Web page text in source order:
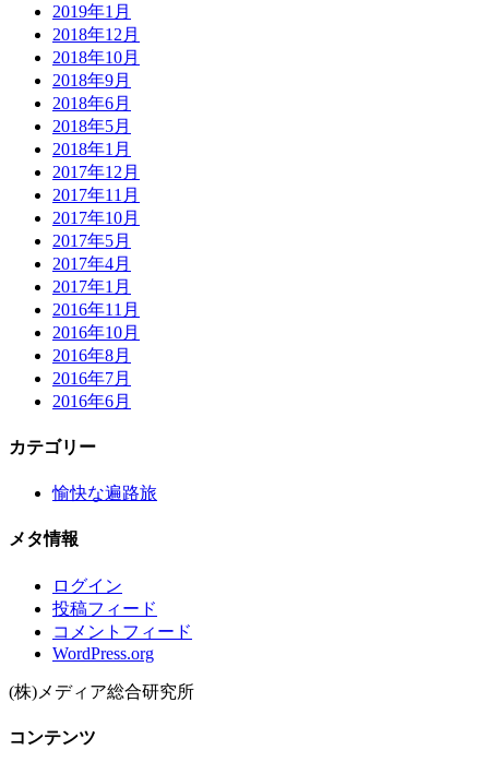
2019年1月
2018年12月
2018年10月
2018年9月
2018年6月
2018年5月
2018年1月
2017年12月
2017年11月
2017年10月
2017年5月
2017年4月
2017年1月
2016年11月
2016年10月
2016年8月
2016年7月
2016年6月
カテゴリー
愉快な遍路旅
メタ情報
ログイン
投稿フィード
コメントフィード
WordPress.org
(株)メディア総合研究所
コンテンツ